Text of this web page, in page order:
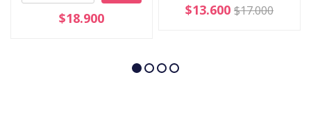
$18.900 $13.600 $17.000